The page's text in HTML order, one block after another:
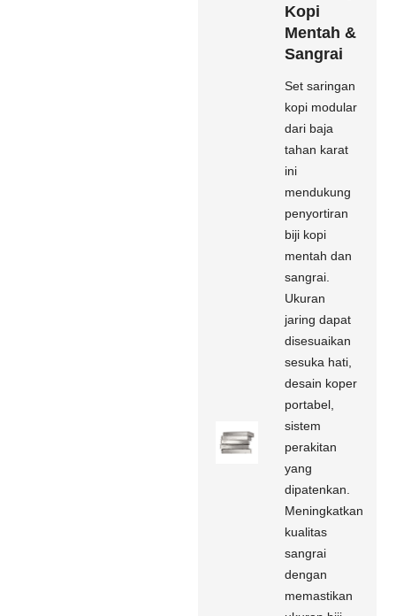
Kopi
Mentah &
Sangrai
Set saringan
kopi modular
dari baja
tahan karat
ini
mendukung
penyortiran
biji kopi
mentah dan
sangrai.
Ukuran
jaring dapat
disesuaikan
sesuka hati,
desain koper
portabel,
sistem
perakitan
yang
dipatenkan.
Meningkatkan
kualitas
sangrai
dengan
memastikan